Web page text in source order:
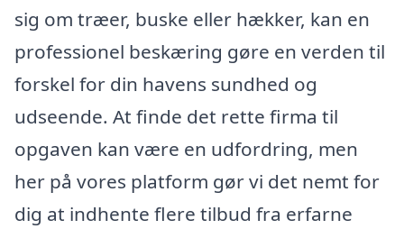
sig om træer, buske eller hækker, kan en
professionel beskæring gøre en verden til
forskel for din havens sundhed og
udseende. At finde det rette firma til
opgaven kan være en udfordring, men
her på vores platform gør vi det nemt for
dig at indhente flere tilbud fra erfarne